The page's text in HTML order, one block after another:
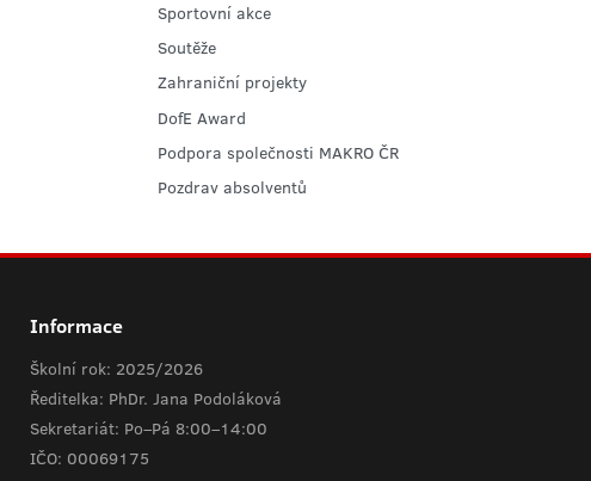
Sportovní akce
Soutěže
Zahraniční projekty
DofE Award
Podpora společnosti MAKRO ČR
Pozdrav absolventů
Informace
Školní rok: 2025/2026
Ředitelka: PhDr. Jana Podoláková
Sekretariát: Po–Pá 8:00–14:00
IČO: 00069175